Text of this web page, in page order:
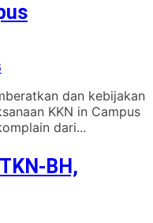
dan kebijakan
KKN in Campus
dari...
BH,